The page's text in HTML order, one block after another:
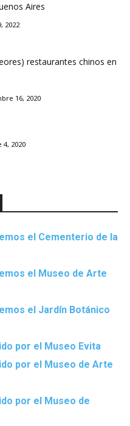
Aires
2022
restaurantes chinos en
16, 2020
2020
el Cementerio de la
el Museo de Arte
el Jardín Botánico
por el Museo Evita
por el Museo de Arte
por el Museo de